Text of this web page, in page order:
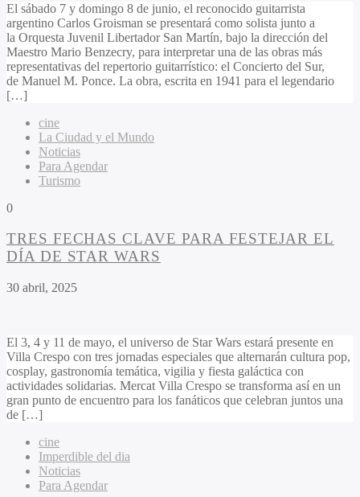
El sábado 7 y domingo 8 de junio, el reconocido guitarrista
argentino Carlos Groisman se presentará como solista junto a
la Orquesta Juvenil Libertador San Martín, bajo la dirección del
Maestro Mario Benzecry, para interpretar una de las obras más
representativas del repertorio guitarrístico: el Concierto del Sur,
de Manuel M. Ponce. La obra, escrita en 1941 para el legendario
[…]
cine
La Ciudad y el Mundo
Noticias
Para Agendar
Turismo
0
TRES FECHAS CLAVE PARA FESTEJAR EL
DÍA DE STAR WARS
30 abril, 2025
El 3, 4 y 11 de mayo, el universo de Star Wars estará presente en
Villa Crespo con tres jornadas especiales que alternarán cultura pop,
cosplay, gastronomía temática, vigilia y fiesta galáctica con
actividades solidarias. Mercat Villa Crespo se transforma así en un
gran punto de encuentro para los fanáticos que celebran juntos una
de […]
cine
Imperdible del dia
Noticias
Para Agendar